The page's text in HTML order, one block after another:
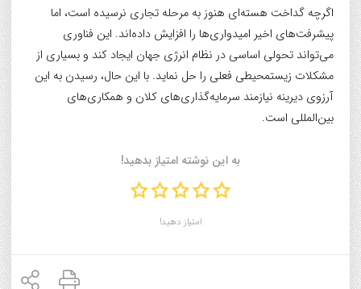
اگرچه گداخت هسته‌ای هنوز به مرحله تجاری نرسیده است، اما
پیشرفت‌های اخیر امیدواری‌ها را افزایش داده‌اند. این فناوری
می‌تواند تحولی اساسی در نظام انرژی جهان ایجاد کند و بسیاری از
مشکلات زیستمحیطی فعلی را حل نماید. با این حال، رسیدن به این
آرزوی دیرینه نیازمند سرمایه‌گذاری‌های کلان و همکاری‌های
بین‌المللی است.
به این نوشته امتیاز بدهید!
امتیاز دهید!